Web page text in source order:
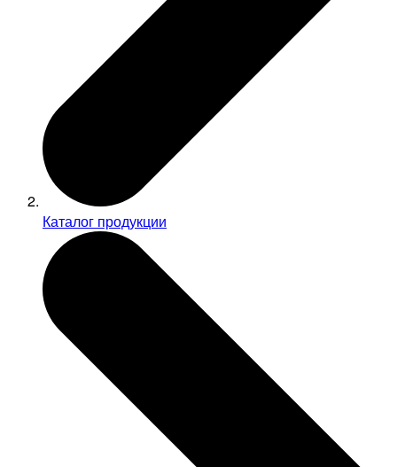
Каталог продукции